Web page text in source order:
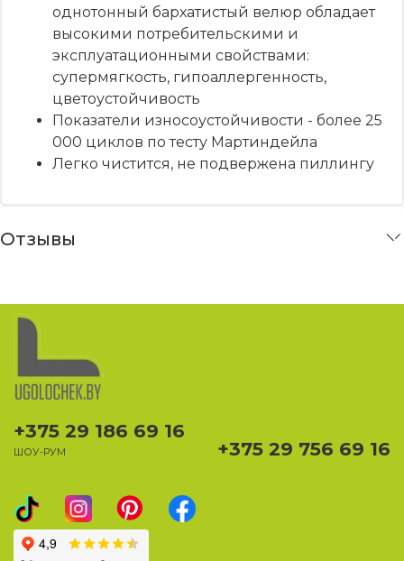
однотонный бархатистый велюр обладает
высокими потребительскими и
эксплуатационными свойствами:
супермягкость, гипоаллергенность,
цветоустойчивость
Показатели износоустойчивости - более 25
000 циклов по тесту Мартиндейла
Легко чистится, не подвержена пиллингу
Отзывы
+375 29 186 69 16
ШОУ-РУМ +375 29 756 69 16